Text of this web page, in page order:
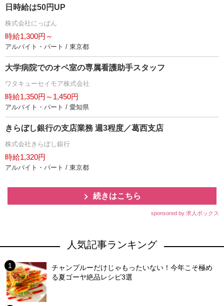
日時給は50円UP
株式会社にっぱん
時給1,300円～
アルバイト・パート / 東京都
大学病院でのオペ室の専属看護助手スタッフ
ワタキューセイモア株式会社
時給1,350円～1,450円
アルバイト・パート / 愛知県
きらぼし銀行の支店業務 週3程度／葛西支店
株式会社きらぼし銀行
時給1,320円
アルバイト・パート / 東京都
続きはこちら
sponsored by 求人ボックス
人気記事ランキング
チャンプルーだけじゃもったいない！今年こそ極め
る夏ゴーヤ絶品レシピ3選